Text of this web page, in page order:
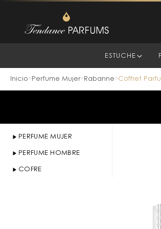
ESTUCHE
Inicio> Perfume Mujer> Rabanne>Coffret
PERFUME MUJER
PERFUME HOMBRE
COFRE